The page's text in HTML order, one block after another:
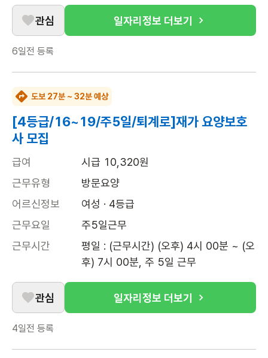
관심 일자리정보 더보기
6일전 등록
도보 27분 ~ 32분 예상
[4등급/16~19/주5일/퇴계로]재가 요양보호
사 모집
급여
시급 10,320원
근무유형
방문요양
어르신정보
여성 · 4등급
근무요일
주5일근무
근무시간
평일 : (근무시간) (오후) 4시 00분 ~ (오
후) 7시 00분, 주 5일 근무
관심 일자리정보 더보기
4일전 등록